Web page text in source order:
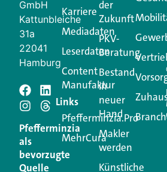
Jetzt anmelden
Schreiben Sie
Kommentar
Ihre E-Mail-Adresse wird nicht
Erforderliche Felder sind mit
GmbH
Kattunbleiche
31a
22041
Hamburg
Pfefferminzia
als
bevorzugte
Quelle
Karriere
Mediadaten
Leserdaten
Content
Manufaktur
Links
Pfefferminzia.Pro
MehrCura
der
Zukunft
PKV-
Beratung
Bestand
in
neuer
Hand
Makler
werden
Künstliche